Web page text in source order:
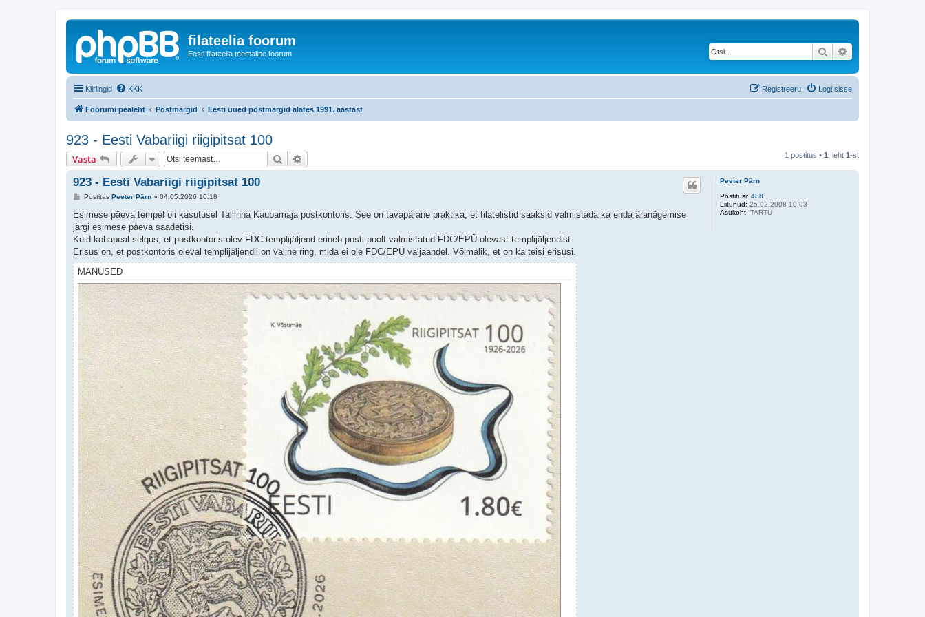
filateelia foorum
Eesti filateelia teemaline foorum Otsi
Kiirlingid KKK Logi sisse
Registreeru
Foorumi pealeht Postmargid Eesti uued postmargid alates 1991. aastast
923 - Eesti Vabariigi riigipitsat 100
Vasta Otsi 1 postitus • 1 . leht 1-st
Peeter Pärn
Postitusi: 488
Liitunud: 25.02.2008 10:03
Asukoht: TARTU
923 - Eesti Vabariigi riigipitsat 100
P
s
i
t
s
Postitas Peeter Pärn» 04.05.2026 10:18
Esimese päeva tempel oli kasutusel Tallinna Kaubamaja postkontoris. See on tavapärane praktika, et filatelistid saaksid valmistada ka enda äranägemise
järgi esimese päeva saadetisi.
Kuid kohapeal selgus, et postkontoris olev FDC-templijäljend erineb posti poolt valmistatud FDC/EPÜ olevast templijäljendist.
Erisus on, et postkontoris oleval templijäljendil on väline ring, mida ei ole FDC/EPÜ väljaandel. Võimalik, et on ka teisi erisusi.
MANUSED